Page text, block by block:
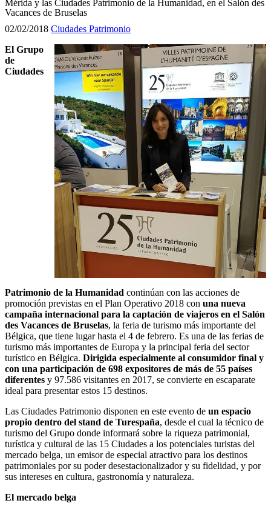
Mérida y las Ciudades Patrimonio de la Humanidad, en el Salón des
Vacances de Bruselas
02/02/2018 Ciudades Patrimonio
El Grupo
de
Ciudades
Patrimonio de la Humanidad continúan con las acciones de
promoción previstas en el Plan Operativo 2018 con una nueva
campaña internacional para la captación de viajeros en el Salón
des Vacances de Bruselas, la feria de turismo más importante del
Bélgica, que tiene lugar hasta el 4 de febrero. Es una de las ferias de
turismo más importantes de Europa y la principal feria del sector
turístico en Bélgica. Dirigida especialmente al consumidor final y
con una participación de 698 expositores de más de 55 países
diferentes y 97.586 visitantes en 2017, se convierte en escaparate
ideal para presentar estos 15 destinos.
Las Ciudades Patrimonio disponen en este evento de un espacio
propio dentro del stand de Turespaña, desde el cual la técnico de
turismo del Grupo donde informará sobre la riqueza patrimonial,
turística y cultural de las 15 Ciudades a los potenciales turistas del
mercado belga, un emisor de especial atractivo para los destinos
patrimoniales por su poder desestacionalizador y su fidelidad, y por
sus intereses en cultura, gastronomía y naturaleza.
El mercado belga